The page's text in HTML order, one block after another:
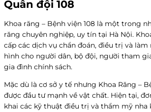
Quân đội 108
Khoa răng – Bệnh viện 108 là một trong
răng chuyên nghiệp, uy tín tại Hà Nội.
cấp các dịch vụ chẩn đoán, điều trị và
hình cho người dân, bộ đội, người tham
gia đình chính sách.
Mặc dù là cơ sở y tế nhưng Khoa Răng –
được đầu tư mạnh về vật chất. Hiện tại,
khai các kỹ thuật điều trị và thẩm mỹ nha